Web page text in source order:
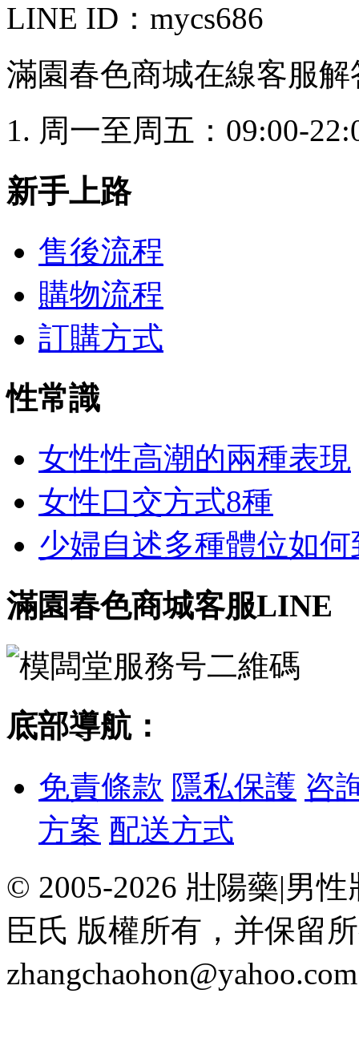
LINE ID：mycs686
滿園春色商城在線客服解
周一至周五：09:00-
新手上路
售後流程
購物流程
訂購方式
性常識
女性性高潮的兩種表現
女性口交方式8種
少婦自述多種體位如
滿園春色商城客服LINE
底部導航：
免責條款 隱私保護 咨
方案 配送方式
© 2005-2026 壯陽藥|男
臣氏 版權所有，并保留